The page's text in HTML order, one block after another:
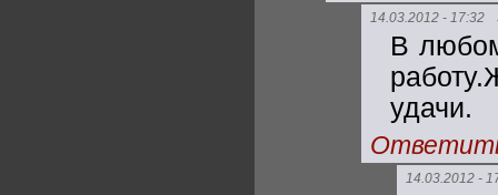
14.03.2012 - 17:32
В
удачи.
14.03.2012 -